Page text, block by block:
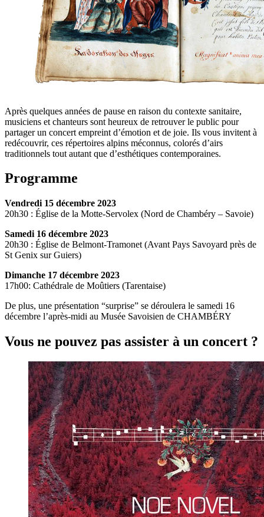
Après quelques années de pause en raison du contexte sanitaire,
musiciens et chanteurs sont heureux de retrouver le public pour
partager un concert empreint d’émotion et de joie. Ils vous invitent à
redécouvrir, ces répertoires alpins méconnus, colorés d’airs
traditionnels tout autant que d’esthétiques contemporaines.
Programme
Vendredi 15 décembre 2023
20h30 : Église de la Motte-Servolex (Nord de Chambéry – Savoie)
Samedi 16 décembre 2023
20h30 : Église de Belmont-Tramonet (Avant Pays Savoyard près de
St Genix sur Guiers)
Dimanche 17 décembre 2023
17h00: Cathédrale de Moûtiers (Tarentaise)
De plus, une présentation “surprise” se déroulera le samedi 16
décembre l’après-midi au Musée Savoisien de CHAMBÉRY
Vous ne pouvez pas assister à un concert ?